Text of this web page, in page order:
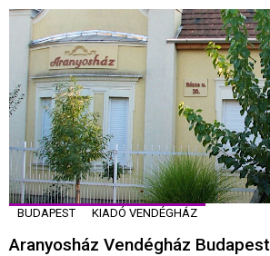
BUDAPEST KIADÓ VENDÉGHÁZ
Aranyosház Vendégház Budapest